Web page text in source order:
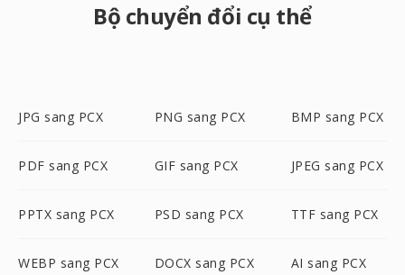
Bộ chuyển đổi cụ thể
JPG sang PCX PNG sang PCX BMP sang PCX
PDF sang PCX GIF sang PCX JPEG sang PCX
PPTX sang PCX PSD sang PCX TTF sang PCX
WEBP sang PCX DOCX sang PCX AI sang PCX